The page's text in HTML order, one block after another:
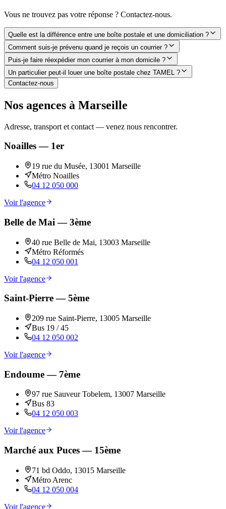
Vous ne trouvez pas votre réponse ? Contactez-nous.
Quelle est la différence entre une boîte postale et une domiciliation ?
Comment suis-je prévenu quand je reçois un courrier ?
Puis-je faire réexpédier mon courrier à mon domicile ?
Un particulier peut-il louer une boîte postale chez TAMEL ?
Contactez-nous
Nos agences à Marseille
Adresse, transport et contact — venez nous rencontrer.
Noailles — 1er
19 rue du Musée, 13001 Marseille
Métro Noailles
04 12 050 000
Voir l'agence
Belle de Mai — 3ème
40 rue Belle de Mai, 13003 Marseille
Métro Réformés
04 12 050 001
Voir l'agence
Saint-Pierre — 5ème
209 rue Saint-Pierre, 13005 Marseille
Bus 19 / 45
04 12 050 002
Voir l'agence
Endoume — 7ème
97 rue Sauveur Tobelem, 13007 Marseille
Bus 83
04 12 050 003
Voir l'agence
Marché aux Puces — 15ème
71 bd Oddo, 13015 Marseille
Métro Arenc
04 12 050 004
Voir l'agence